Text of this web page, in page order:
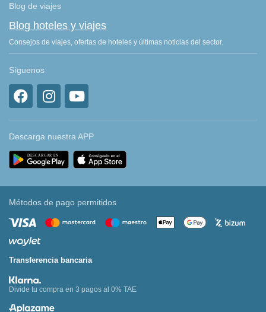
Blog de viajes
Blog hoteles y viajes
Consejos de viajes, ofertas de hoteles y últimas noticias del sector.
Síguenos
Descarga nuestra APP
Métodos de pago permitidos
Transferencia bancaria
Divide tu compra en 3 pagos al 0% TAE